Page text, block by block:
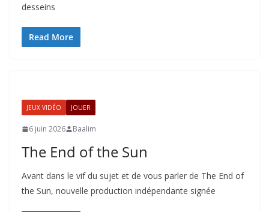
desseins
Read More
JEUX VIDÉO JOUER
6 juin 2026 Baalim
The End of the Sun
Avant dans le vif du sujet et de vous parler de The End of
the Sun, nouvelle production indépendante signée